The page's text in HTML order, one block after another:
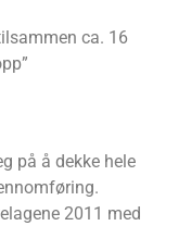
ca. 16
på å dekke hele
2011 med